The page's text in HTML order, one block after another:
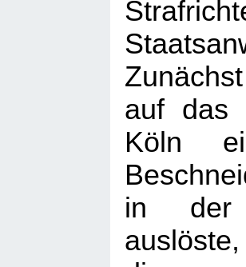
auf das
Köln
in der